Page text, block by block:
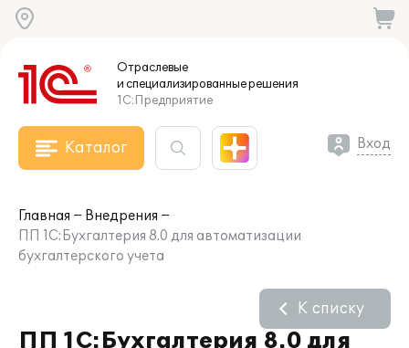
Отраслевые
и специализированныерешения
1С:Предприятие
Каталог Вход
Главная
Внедрения
ПП 1C:Бухгалтерия 8.0 для автоматизации
бухгалтерского учета
ПП 1C:Бухгалтерия 8.0 для
К списку